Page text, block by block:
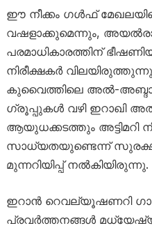
ഈ നീക്കം ഗൾഫ്
വഷളാക്കുമെന്നും,
പരമാധികാരത്തിന്
നിരീക്ഷകർ
കുവൈത്തിലെ അൽ-
ഗ്രൂപ്പുകൾ വഴി ഇറാഖി
ആയുധക്കടത്തും അട്ടിമറി
സാധ്യതയുണ്ടെന്ന്
മുന്നറിയിപ്പ് നൽകിയിരുന്നു.
ഇറാൻ റെവല്യൂഷണറി
പ്രവർത്തനങ്ങൾ